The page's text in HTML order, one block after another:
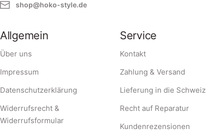
shop@hoko-style.de
Allgemein
Über uns
Impressum
Datenschutzerklärung
Widerrufsrecht &
Widerrufsformular
Service
Kontakt
Zahlung & Versand
Lieferung in die Schweiz
Recht auf Reparatur
Kundenrezensionen